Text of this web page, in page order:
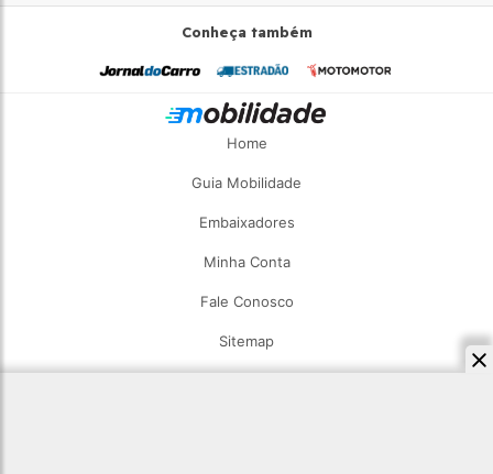
Conheça também
Home
Guia Mobilidade
Embaixadores
Minha Conta
Fale Conosco
Sitemap